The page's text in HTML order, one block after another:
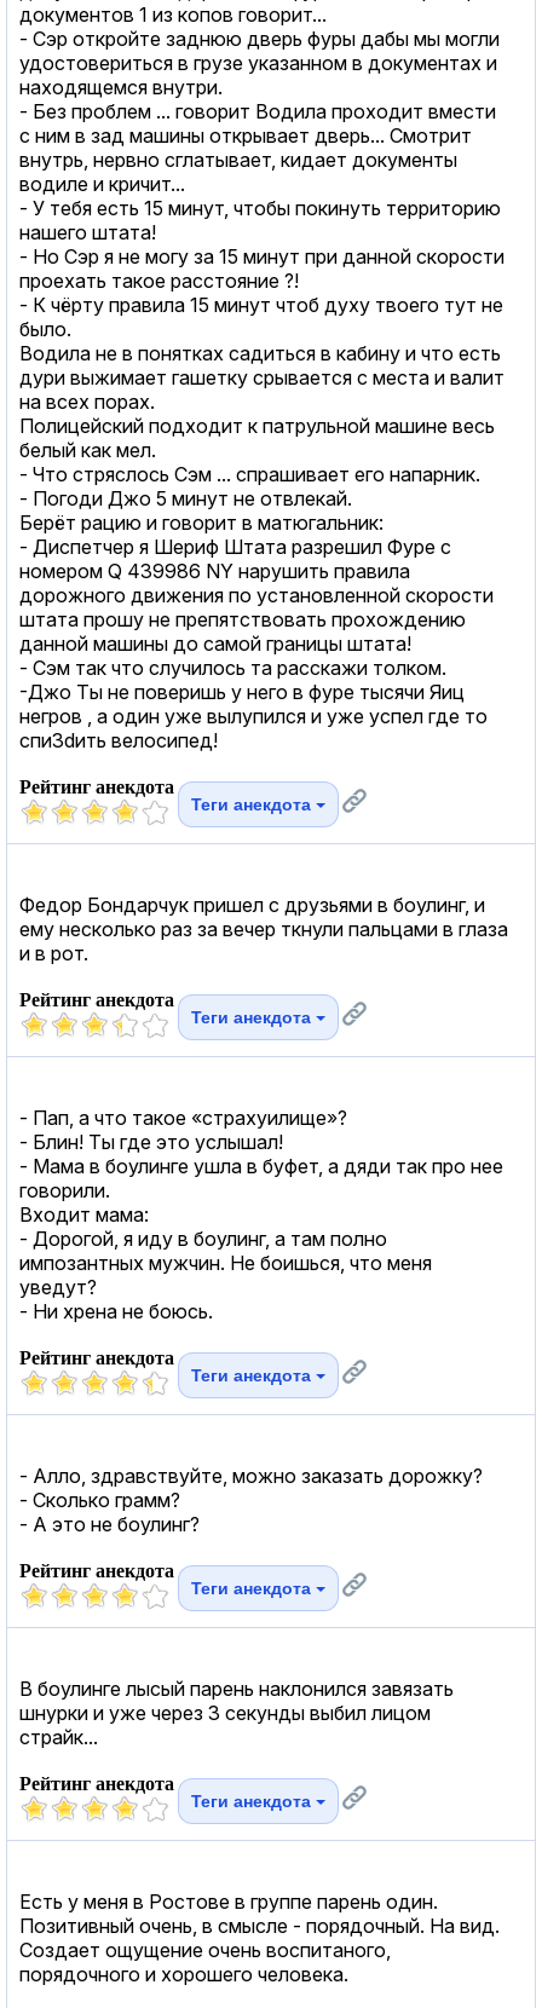
документов 1 из копов говорит...
- Сэр откройте заднюю дверь фуры дабы мы могли
удостовериться в грузе указанном в документах и
находящемся внутри.
- Без проблем ... говорит Водила проходит вмести
с ним в зад машины открывает дверь... Смотрит
внутрь, нервно сглатывает, кидает документы
водиле и кричит...
- У тебя есть 15 минут, чтобы покинуть территорию
нашего штата!
- Но Сэр я не могу за 15 минут при данной скорости
проехать такое расстояние ?!
- К чёрту правила 15 минут чтоб духу твоего тут не
было.
Водила не в понятках садиться в кабину и что есть
дури выжимает гашетку срывается с места и валит
на всех порах.
Полицейский подходит к патрульной машине весь
белый как мел.
- Что стряслось Сэм ... спрашивает его напарник.
- Погоди Джо 5 минут не отвлекай.
Берёт рацию и говорит в матюгальник:
- Диспетчер я Шериф Штата разрешил Фуре с
номером Q 439986 NY нарушить правила
дорожного движения по установленной скорости
штата прошу не препятствовать прохождению
данной машины до самой границы штата!
- Сэм так что случилось та расскажи толком.
-Джо Ты не поверишь у него в фуре тысячи Яиц
негров , а один уже вылупился и уже успел где то
спи3dить велосипед!
Рейтинг анекдота
Теги анекдота
Федор Бондарчук пришел с друзьями в боулинг, и
ему несколько раз за вечер ткнули пальцами в глаза
и в рот.
Рейтинг анекдота
Теги анекдота
- Пап, а что такое «страхуилище»?
- Блин! Ты где это услышал!
- Мама в боулинге ушла в буфет, а дяди так про нее
говорили.
Входит мама:
- Дорогой, я иду в боулинг, а там полно
импозантных мужчин. Не боишься, что меня
уведут?
- Ни хрена не боюсь.
Рейтинг анекдота
Теги анекдота
- Алло, здравствуйте, можно заказать дорожку?
- Сколько грамм?
- А это не боулинг?
Рейтинг анекдота
Теги анекдота
В боулинге лысый парень наклонился завязать
шнурки и уже через 3 секунды выбил лицом
страйк...
Рейтинг анекдота
Теги анекдота
Есть у меня в Ростове в группе парень один.
Позитивный очень, в смысле - порядочный. На вид.
Создает ощущение очень воспитаного,
порядочного и хорошего человека.